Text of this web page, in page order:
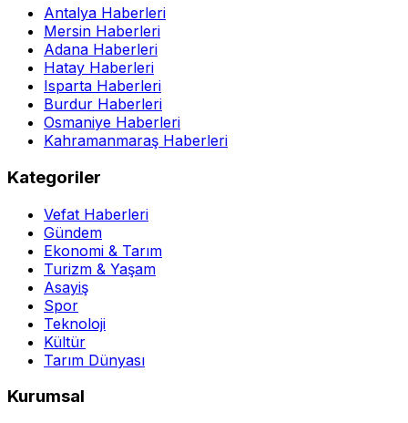
Antalya Haberleri
Mersin Haberleri
Adana Haberleri
Hatay Haberleri
Isparta Haberleri
Burdur Haberleri
Osmaniye Haberleri
Kahramanmaraş Haberleri
Kategoriler
Vefat Haberleri
Gündem
Ekonomi & Tarım
Turizm & Yaşam
Asayiş
Spor
Teknoloji
Kültür
Tarım Dünyası
Kurumsal